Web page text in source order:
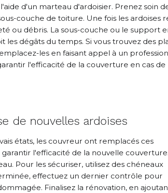
d'un marteau d'ardoisier. Prenez soin
couche de toiture. Une fois les ardoises
ou débris. La sous-couche ou le support
les dégâts du temps. Si vous trouvez des
les en faisant appel à un
l'efficacité de la couverture en cas de
de nouvelles ardoises
états, les couvreur ont remplacés ces
l'efficacité de la nouvelle couverture.
Pour les sécuriser, utilisez des chéneaux
effectuez un dernier contrôle pour
Finalisez la rénovation, en